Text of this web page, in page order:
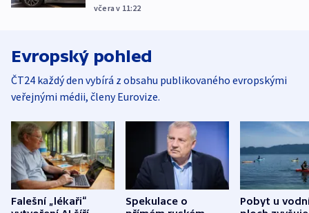
včera v 11:22
Evropský pohled
ČT24 každý den vybírá z obsahu publikovaného evropskými
veřejnými médii, členy Eurovize.
Falešní „lékaři“
Spekulace o
Pobyt u